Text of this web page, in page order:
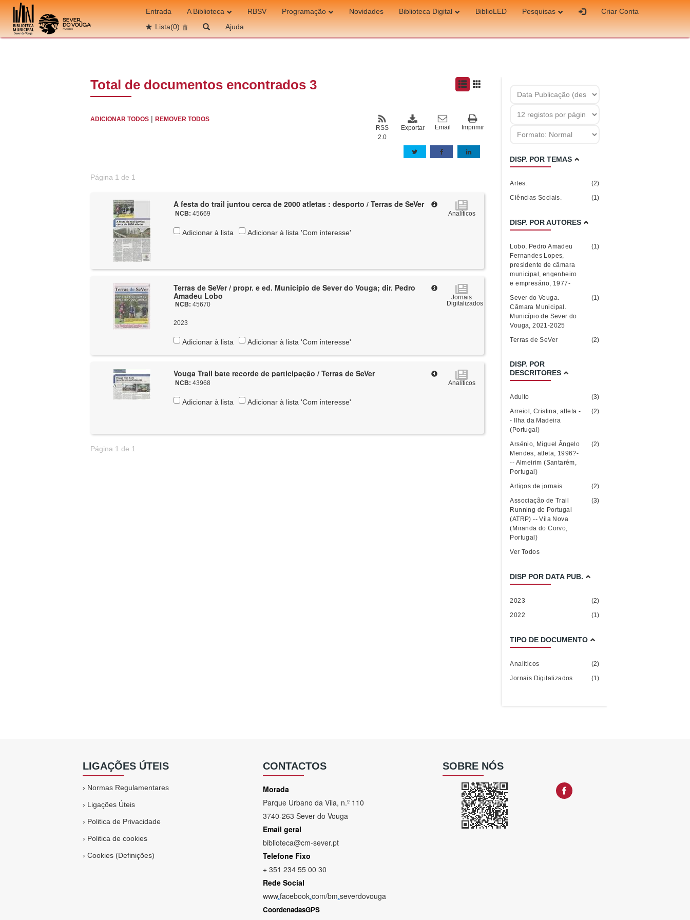
Ir para o conteúdo
Entrada A Biblioteca RBSV Programação Novidades Biblioteca Digital BiblioLED Pesquisas
Criar Conta
Lista(0) Ajuda
Total de documentos encontrados 3
ADICIONAR TODOS |REMOVER TODOS
Imprimir
Email
Exportar
RSS
2.0
Página 1 de 1
A festa do trail juntou cerca de 2000 atletas : desporto / Terras de SeVer
NCB:45669 Analíticos
Adicionar à lista Adicionar à lista 'Com interesse'
Terras de SeVer / propr. e ed. Município de Sever do Vouga; dir. Pedro
Amadeu Lobo
NCB:45670
2023
Jornais
Digitalizados
Adicionar à lista Adicionar à lista 'Com interesse'
Vouga Trail bate recorde de participação / Terras de SeVer
NCB:43968 Analíticos
Adicionar à lista Adicionar à lista 'Com interesse'
Página 1 de 1
DISP. POR TEMAS
Artes.
(2)
Ciências Sociais.
(1)
DISP. POR AUTORES
Lobo, Pedro Amadeu
Fernandes Lopes,
presidente de câmara
municipal, engenheiro
e empresário, 1977-
(1)
Sever do Vouga.
Câmara Municipal.
Município de Sever do
Vouga, 2021-2025
(1)
Terras de SeVer (2)
DISP. POR
DESCRITORES
Adulto
(3)
Arreiol, Cristina, atleta -
- Ilha da Madeira
(Portugal)
(2)
Arsénio, Miguel Ângelo
Mendes, atleta, 1996?-
-- Almeirim (Santarém,
Portugal)
(2)
Artigos de jornais
(2)
Associação de Trail
Running de Portugal
(ATRP) -- Vila Nova
(Miranda do Corvo,
Portugal)
(3)
Ver Todos
DISP POR DATA PUB.
2023
(2)
2022
(1)
TIPO DE DOCUMENTO
Analíticos
(2)
Jornais Digitalizados
(1)
LIGAÇÕES ÚTEIS
› Normas Regulamentares
› Ligações Úteis
› Politica de Privacidade
› Politica de cookies
›Cookies (Definições)
CONTACTOS
Morada
Parque Urbano da Vila, n.º 110
3740-263 Sever do Vouga
Email geral
biblioteca@cm-sever.pt
Telefone Fixo
+ 351 234 55 00 30
Rede Social
www.facebook.com/bm.severdovouga
CoordenadasGPS
SOBRE NÓS